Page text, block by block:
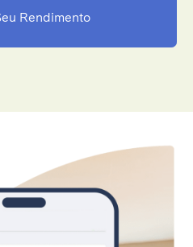
Rendimento